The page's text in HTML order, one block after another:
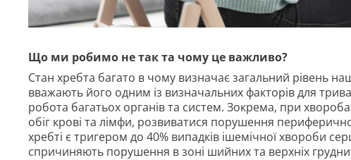
Що ми робимо не так та чому це важливо?
Стан хребта багато в чому визначає загальний рівень
вважають його одним із визначальних факторів для
робота багатьох органів та систем. Зокрема, при
обіг крові та лімфи, розвиватися порушення
хребті є тригером до 40% випадків ішемічної хвороби
спричиняють порушення в зоні шийних та верхніх